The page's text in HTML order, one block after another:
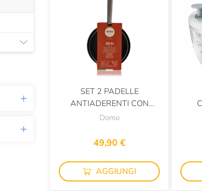
SET 2 PADELLE
ANTIADERENTI CON
MANICO IN ACCIAIO INOX
Domo
49,90 €
AGGIUNGI